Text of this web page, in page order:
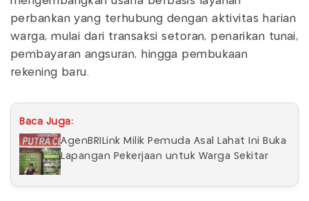
perbankan yang terhubung dengan aktivitas harian
warga, mulai dari transaksi setoran, penarikan tunai,
pembayaran angsuran, hingga pembukaan
rekening baru.
Baca Juga:
AgenBRILink Milik Pemuda Asal Lahat Ini Buka
Lapangan Pekerjaan untuk Warga Sekitar